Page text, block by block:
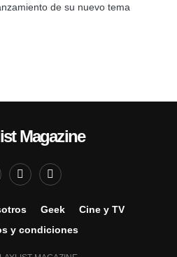
de su nuevo tema
Geek
Cine y TV
y condiciones